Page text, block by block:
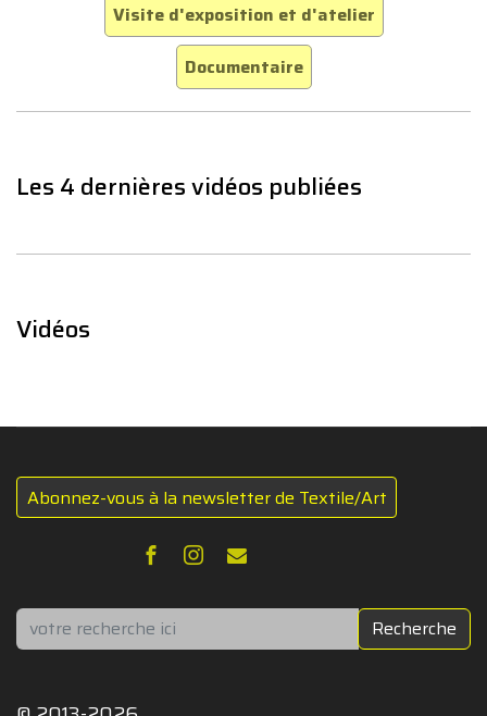
Visite d'exposition et d'atelier
Documentaire
Les 4 dernières vidéos publiées
Vidéos
Abonnez-vous à la newsletter de Textile/Art
Rechercher Recherche